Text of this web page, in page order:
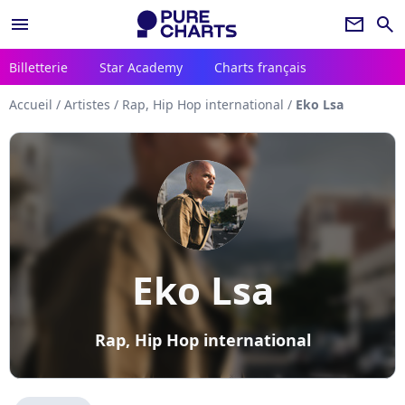
menu newsletter search
Billetterie Star Academy Charts français
Accueil / Artistes / Rap, Hip Hop international / Eko Lsa
Eko Lsa
Rap, Hip Hop international